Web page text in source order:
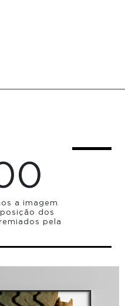
a imagem
dos
pela